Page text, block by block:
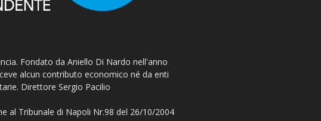
Fondato da Aniello Di Nardo nell'anno
alcun contributo economico né da enti
Direttore Sergio Pacilio
al Tribunale di Napoli Nr.98 del 26/10/2004